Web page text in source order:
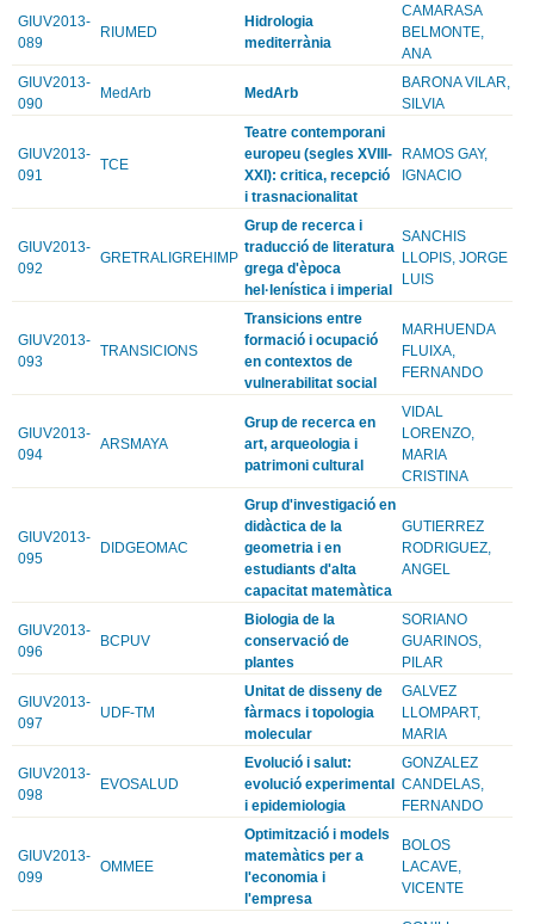
GIUV2013-
089
RIUMED
Hidrologia
mediterrània
CAMARASA
BELMONTE,
ANA
GIUV2013-
090
MedArb MedArb
BARONA VILAR,
SILVIA
GIUV2013-
091
TCE
Teatre contemporani
europeu (segles XVIII-
XXI): critica, recepció
i trasnacionalitat
RAMOS GAY,
IGNACIO
GIUV2013-
092
GRETRALIGREHIMP
Grup de recerca i
traducció de literatura
grega d'època
hel·lenística i imperial
SANCHIS
LLOPIS, JORGE
LUIS
GIUV2013-
093
TRANSICIONS
Transicions entre
formació i ocupació
en contextos de
vulnerabilitat social
MARHUENDA
FLUIXA,
FERNANDO
GIUV2013-
094
ARSMAYA
Grup de recerca en
art, arqueologia i
patrimoni cultural
VIDAL
LORENZO,
MARIA
CRISTINA
GIUV2013-
095
DIDGEOMAC
Grup d'investigació en
didàctica de la
geometria i en
estudiants d'alta
capacitat matemàtica
GUTIERREZ
RODRIGUEZ,
ANGEL
GIUV2013-
096
BCPUV
Biologia de la
conservació de
plantes
SORIANO
GUARINOS,
PILAR
GIUV2013-
097
UDF-TM
Unitat de disseny de
fàrmacs i topologia
molecular
GALVEZ
LLOMPART,
MARIA
GIUV2013-
098
EVOSALUD
Evolució i salut:
evolució experimental
i epidemiologia
GONZALEZ
CANDELAS,
FERNANDO
GIUV2013-
099
OMMEE
Optimització i models
matemàtics per a
l'economia i
l'empresa
BOLOS
LACAVE,
VICENTE